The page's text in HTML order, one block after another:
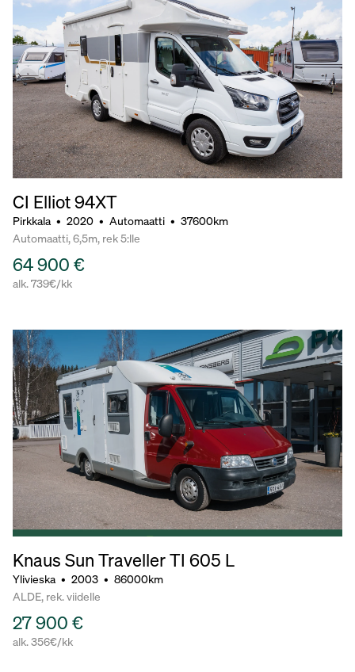
CI Elliot 94XT
Pirkkala • 2020 • Automaatti • 37600km
Automaatti, 6,5m, rek 5:lle
64 900 €
alk. 739€/kk
Knaus Sun Traveller TI 605 L
Ylivieska • 2003 • 86000km
ALDE, rek. viidelle
27 900 €
alk. 356€/kk